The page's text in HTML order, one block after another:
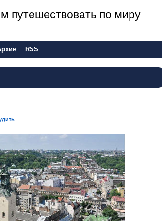
путешествовать по миру
RSS